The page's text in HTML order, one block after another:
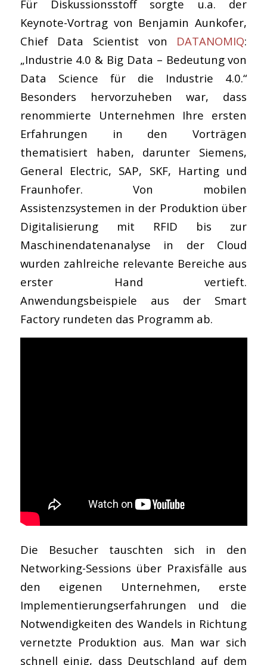
Für Diskussionsstoff sorgte u.a. der
Keynote-Vortrag von Benjamin Aunkofer,
Chief Data Scientist von DATANOMIQ:
„Industrie 4.0 & Big Data – Bedeutung von
Data Science für die Industrie 4.0.“
Besonders hervorzuheben war, dass
renommierte Unternehmen Ihre ersten
Erfahrungen in den Vorträgen
thematisiert haben, darunter Siemens,
General Electric, SAP, SKF, Harting und
Fraunhofer. Von mobilen
Assistenzsystemen in der Produktion über
Digitalisierung mit RFID bis zur
Maschinendatenanalyse in der Cloud
wurden zahlreiche relevante Bereiche aus
erster Hand vertieft.
Anwendungsbeispiele aus der Smart
Factory rundeten das Programm ab.
Die Besucher tauschten sich in den
Networking-Sessions über Praxisfälle aus
den eigenen Unternehmen, erste
Implementierungserfahrungen und die
Notwendigkeiten des Wandels in Richtung
vernetzte Produktion aus. Man war sich
schnell einig, dass Deutschland auf dem